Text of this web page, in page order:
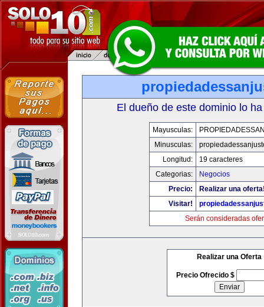
El dueño de este dominio lo
Mayusculas:
Minusculas:
Longitud:
19 caracteres
Categorias:
Negocios
Precio:
Realizar una
Visitar!
Serán consideradas
Realizar una Oferta
Precio Ofrecido $